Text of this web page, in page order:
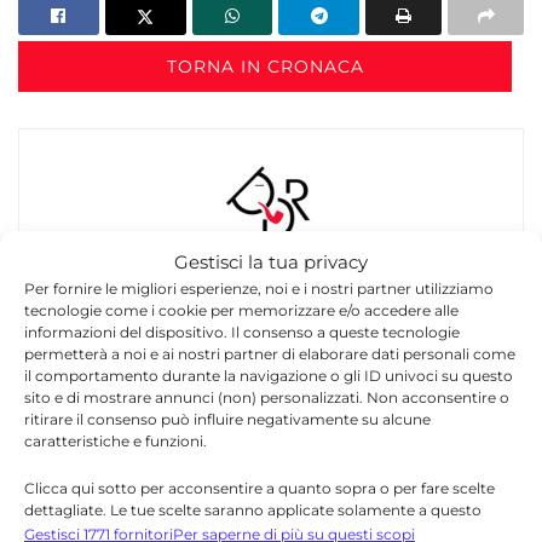
Gestisci la tua privacy
Per fornire le migliori esperienze, noi e i nostri partner utilizziamo
tecnologie come i cookie per memorizzare e/o accedere alle
informazioni del dispositivo. Il consenso a queste tecnologie
permetterà a noi e ai nostri partner di elaborare dati personali come
il comportamento durante la navigazione o gli ID univoci su questo
sito e di mostrare annunci (non) personalizzati. Non acconsentire o
ritirare il consenso può influire negativamente su alcune
caratteristiche e funzioni.
Clicca qui sotto per acconsentire a quanto sopra o per fare scelte
dettagliate. Le tue scelte saranno applicate solamente a questo
sito. È possibile modificare le impostazioni in qualsiasi momento,
Gestisci 1771 fornitoriPer saperne di più su questi scopi
TORNA IN CRONACA
Redazione
La redazione di Quotidianodiragusa.it è composta
da giornalisti, collaboratori e professionisti
dell’informazione che ogni giorno lavorano per
offrire notizie, approfondimenti e contenuti
accurati dedicati alla Sicilia, all’attualità, alla
team dinamico e indipendente che garantisce
qualità, tempestività e affidabilità.